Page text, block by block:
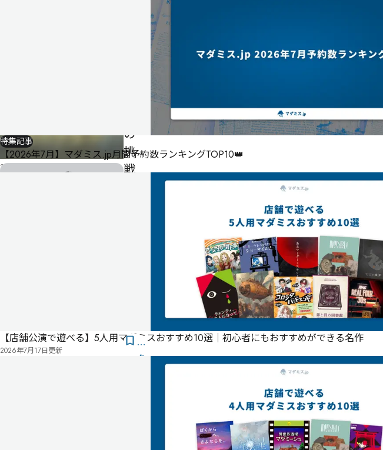
の
挑
戦
気
に
タ
特集記事
【2026年7月】マダミス.jp月間予約数ランキングTOP10👑
2026年8月3日
【店舗公演で遊べる】5人用マダミスおすすめ10選｜初心者にもおすすめができる名作
2026年7月17日更新